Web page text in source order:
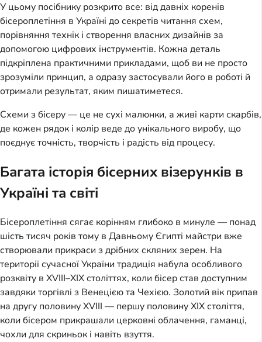
У цьому посібнику розкрито все: від давніх коренів
бісероплетіння в Україні до секретів читання схем,
порівняння технік і створення власних дизайнів за
допомогою цифрових інструментів. Кожна деталь
підкріплена практичними прикладами, щоб ви не просто
зрозуміли принцип, а одразу застосували його в роботі й
отримали результат, яким пишатиметеся.
Схеми з бісеру — це не сухі малюнки, а живі карти скарбів,
де кожен рядок і колір веде до унікального виробу, що
поєднує точність, творчість і радість від процесу.
Багата історія бісерних візерунків в
Україні та світі
Бісероплетіння сягає корінням глибоко в минуле — понад
шість тисяч років тому в Давньому Єгипті майстри вже
створювали прикраси з дрібних скляних зерен. На
території сучасної України традиція набула особливого
розквіту в XVIII–XIX століттях, коли бісер став доступним
завдяки торгівлі з Венецією та Чехією. Золотий вік припав
на другу половину XVIII — першу половину XIX століття,
коли бісером прикрашали церковні облачення, гаманці,
чохли для скриньок і навіть взуття.